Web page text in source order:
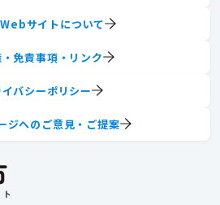
サイトについて
免責事項・リンク
バシーポリシー
ジへのご意見・ご提案